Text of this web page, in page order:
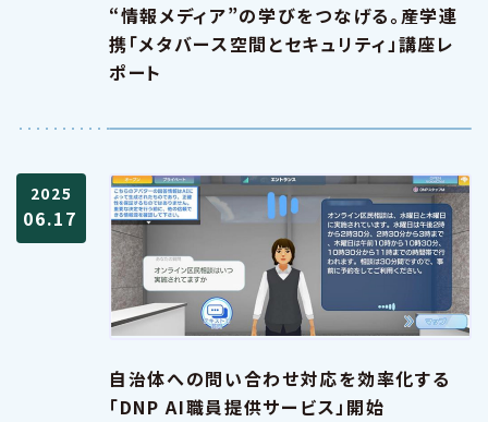
“情報メディア”の学びをつなげる。産学連
携「メタバース空間とセキュリティ」講座レ
ポート
2025
06.17
自治体への問い合わせ対応を効率化する
「DNP AI職員提供サービス」開始